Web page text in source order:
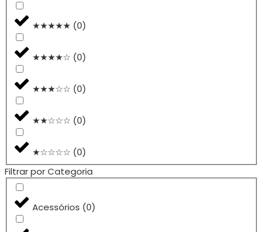
★★★★★ (0)
★★★★☆ (0)
★★★☆☆ (0)
★★☆☆☆ (0)
★☆☆☆☆ (0)
Filtrar por Categoria
Acessórios (0)